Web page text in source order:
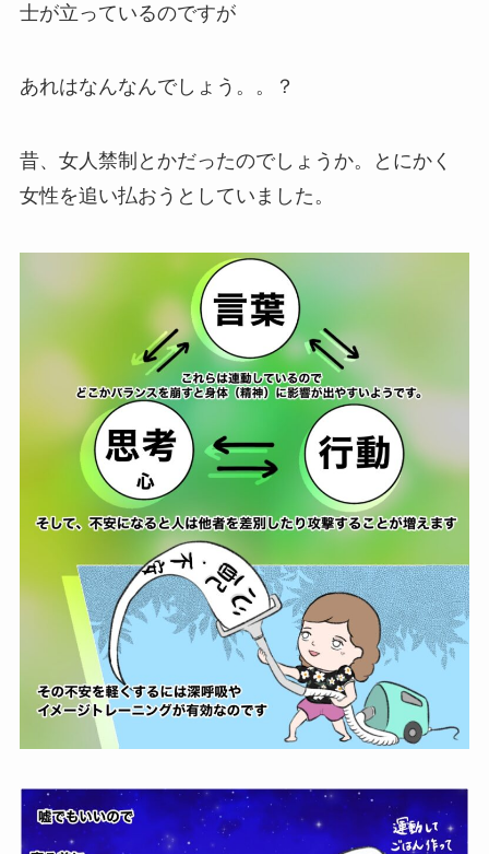
士が立っているのですが
あれはなんなんでしょう。。？
昔、女人禁制とかだったのでしょうか。とにかく
女性を追い払おうとしていました。